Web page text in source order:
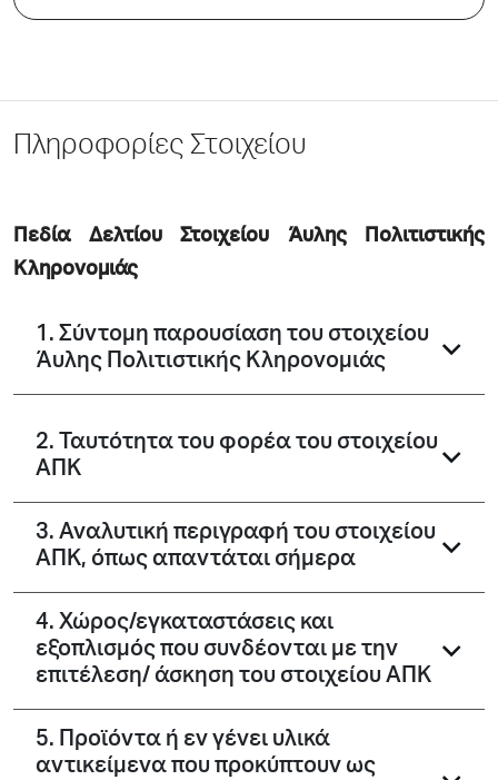
Πληροφορίες Στοιχείου
Πεδία Δελτίου Στοιχείου Άυλης Πολιτιστικής
Κληρονομιάς
1. Σύντομη παρουσίαση του στοιχείου
Άυλης Πολιτιστικής Κληρονομιάς
2. Ταυτότητα του φορέα του στοιχείου
ΑΠΚ
3. Αναλυτική περιγραφή του στοιχείου
ΑΠΚ, όπως απαντάται σήμερα
4. Χώρος/εγκαταστάσεις και
εξοπλισμός που συνδέονται με την
επιτέλεση/ άσκηση του στοιχείου ΑΠΚ
5. Προϊόντα ή εν γένει υλικά
αντικείμενα που προκύπτουν ως